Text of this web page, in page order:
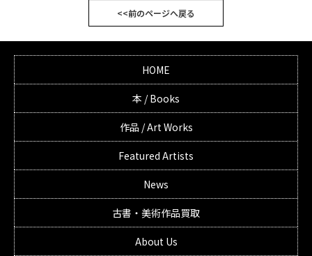
<<前のページへ戻る
HOME
本 / Books
作品 / Art Works
Featured Artists
News
古書・美術作品買取
About Us